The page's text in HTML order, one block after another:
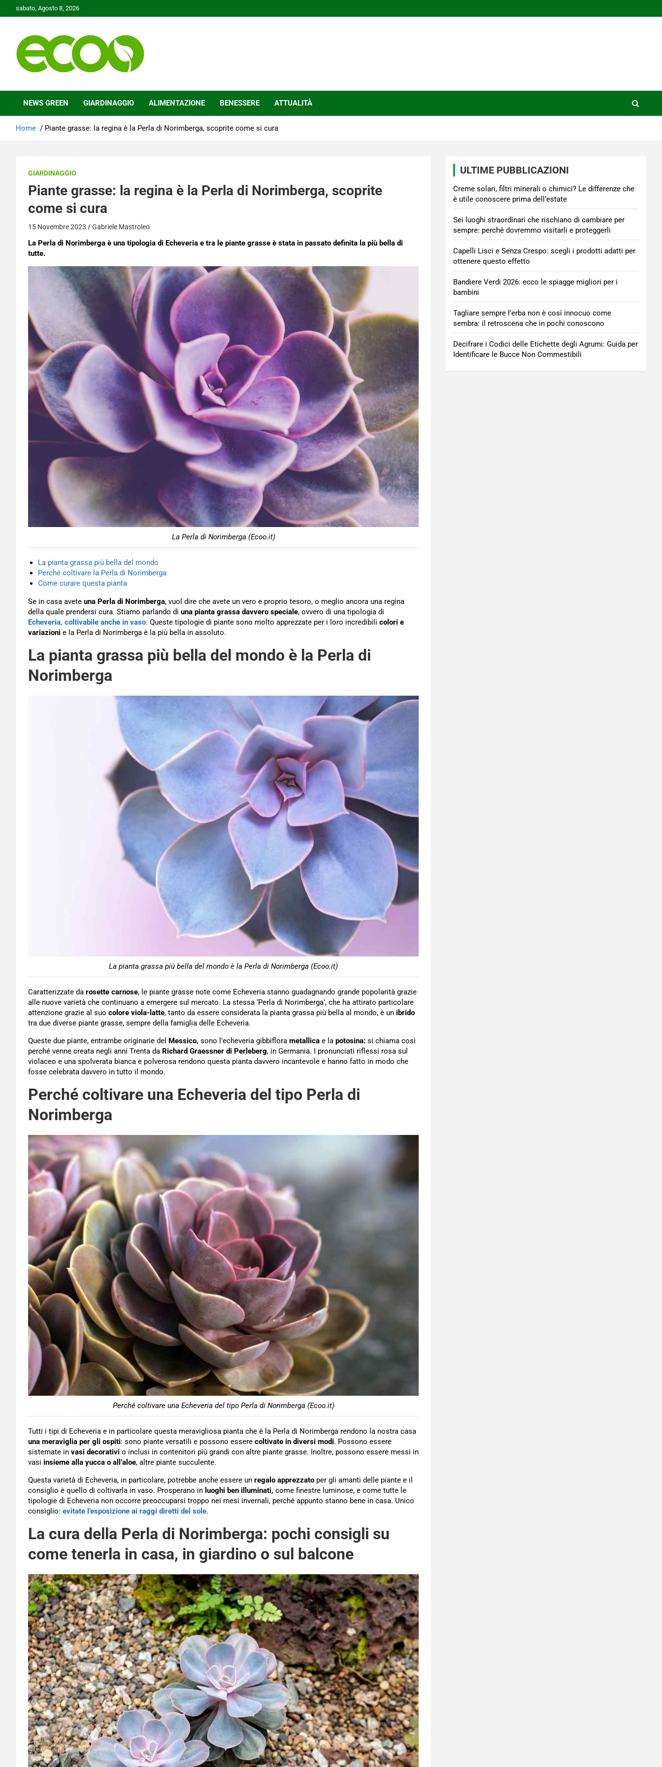
to
sabato, Agosto 8, 2026
Ecoo.it
NEWS GREEN GIARDINAGGIO ALIMENTAZIONE BENESSERE ATTUALITÀ
Home Piante grasse: la regina è la Perla di Norimberga, scoprite come si cura
GIARDINAGGIO
Piante grasse: la regina è la Perla di Norimberga, scoprite
come si cura
15 Novembre 2023 Gabriele Mastroleo
La Perla di Norimberga è una tipologia di Echeveria e tra le piante grasse è stata in passato definita la più bella di
tutte.
La Perla di Norimberga (Ecoo.it)
La pianta grassa più bella del mondo
Perché coltivare la Perla di Norimberga
Come curare questa pianta
Se in casa avete una Perla di Norimberga, vuol dire che avete un vero e proprio tesoro, o meglio ancora una regina
della quale prendersi cura. Stiamo parlando di una pianta grassa davvero speciale, ovvero di una tipologia di
Echeveria, coltivabile anche in vaso. Queste tipologie di piante sono molto apprezzate per i loro incredibili colori e
variazioni e la Perla di Norimberga è la più bella in assoluto.
La pianta grassa più bella del mondo è la Perla di
Norimberga
La pianta grassa più bella del mondo è la Perla di Norimberga (Ecoo.it)
Caratterizzate da rosette carnose, le piante grasse note come Echeveria stanno guadagnando grande popolarità grazie
alle nuove varietà che continuano a emergere sul mercato. La stessa ‘Perla di Norimberga’, che ha attirato particolare
attenzione grazie al suo colore viola-latte, tanto da essere considerata la pianta grassa più bella al mondo, è un ibrido
tra due diverse piante grasse, sempre della famiglia delle Echeveria.
Queste due piante, entrambe originarie del Messico, sono l’echeveria gibbiflora metallica e la potosina: si chiama così
perché venne creata negli anni Trenta da Richard Graessner di Perleberg, in Germania. I pronunciati riflessi rosa sul
violaceo e una spolverata bianca e polverosa rendono questa pianta davvero incantevole e hanno fatto in modo che
fosse celebrata davvero in tutto il mondo.
Perché coltivare una Echeveria del tipo Perla di
Norimberga
Perché coltivare una Echeveria del tipo Perla di Norimberga (Ecoo.it)
Tutti i tipi di Echeveria e in particolare questa meravigliosa pianta che è la Perla di Norimberga rendono la nostra casa
una meraviglia per gli ospiti: sono piante versatili e possono essere coltivate in diversi modi. Possono essere
sistemate in vasi decorativi o inclusi in contenitori più grandi con altre piante grasse. Inoltre, possono essere messi in
vasi insieme alla yucca o all’aloe, altre piante succulente.
Questa varietà di Echeveria, in particolare, potrebbe anche essere un regalo apprezzato per gli amanti delle piante e il
consiglio è quello di coltivarla in vaso. Prosperano in luoghi ben illuminati, come finestre luminose, e come tutte le
tipologie di Echeveria non occorre preoccuparsi troppo nei mesi invernali, perché appunto stanno bene in casa. Unico
consiglio: evitate l’esposizione ai raggi diretti del sole.
La cura della Perla di Norimberga: pochi consigli su
come tenerla in casa, in giardino o sul balcone
ULTIME PUBBLICAZIONI
Creme solari, filtri minerali o chimici? Le differenze che
è utile conoscere prima dell’estate
Sei luoghi straordinari che rischiano di cambiare per
sempre: perché dovremmo visitarli e proteggerli
Capelli Lisci e Senza Crespo: scegli i prodotti adatti per
ottenere questo effetto
Bandiere Verdi 2026: ecco le spiagge migliori per i
bambini
Tagliare sempre l’erba non è così innocuo come
sembra: il retroscena che in pochi conoscono
Decifrare i Codici delle Etichette degli Agrumi: Guida per
Identificare le Bucce Non Commestibili